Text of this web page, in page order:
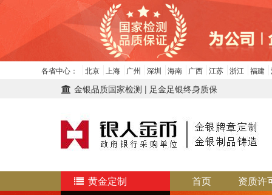
各省中心： 北京 上海 广州 深圳 海南 广西 江苏 浙江 福建
金银品质国家检测 | 足金足银终身质保
黄金定制 首页 资质许